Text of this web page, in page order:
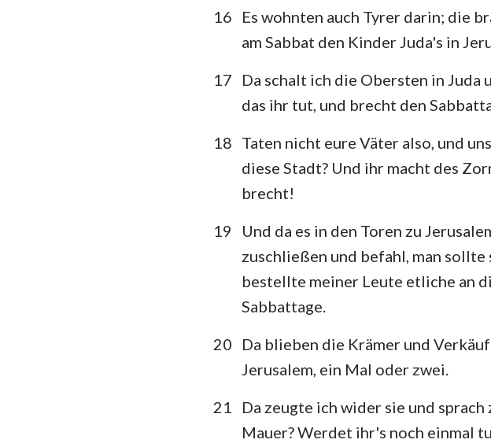
16
Es wohnten auch Tyrer darin; die
am Sabbat den Kinder Juda's in
17
Da schalt ich die Obersten in Juda
das ihr tut, und brecht den
18 Taten nicht eure Väter also, und
diese Stadt? Und ihr macht des
brecht!
19
Und da es in den Toren zu
zuschließen und befahl, man
bestellte meiner Leute etliche an
Sabbattage.
20
Da blieben die Krämer und
Jerusalem, ein Mal oder zwei.
21
Da zeugte ich wider sie und
Mauer? Werdet ihr's noch einmal